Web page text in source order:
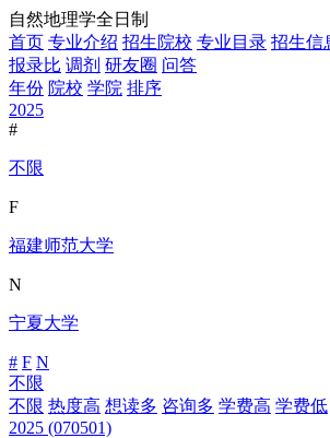
自然地理学全日制
首页 专业介绍 招生院校 专业目录 招生信
报录比 调剂 研友圈 问答
年份 院校 学院 排序
2025
#
不限
F
福建师范大学
N
宁夏大学
# F N
不限
不限 热度高 想读多 咨询多 学费高 学费低
2025 (070501)